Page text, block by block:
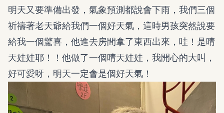
明天又要準備出發，氣象預測都說會下雨，我們三個
祈禱著老天爺給我們一個好天氣，這時男孩突然說要
給我一個驚喜，他進去房間拿了東西出來，哇！是晴
天娃娃耶！！他做了一個晴天娃娃，我開心的大叫，
好可愛呀，明天一定會是個好天氣！